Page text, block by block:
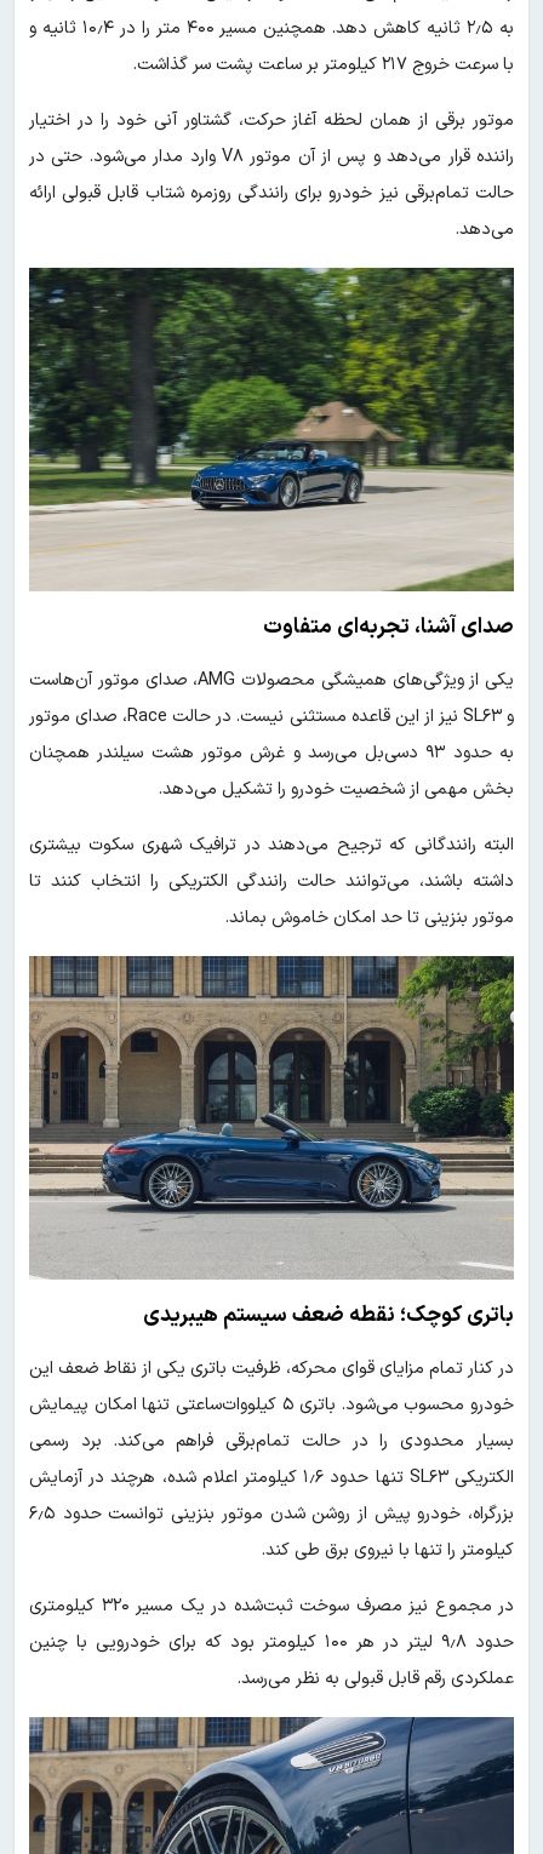
به ۲٫۵ ثانیه کاهش دهد. همچنین مسیر ۴۰۰ متر را در ۱۰٫۴ ثانیه و
با سرعت خروج ۲۱۷ کیلومتر بر ساعت پشت سر گذاشت.
موتور برقی از همان لحظه آغاز حرکت، گشتاور آنی خود را در اختیار
راننده قرار می‌دهد و پس از آن موتور V۸ وارد مدار می‌شود. حتی در
حالت تمام‌برقی نیز خودرو برای رانندگی روزمره شتاب قابل قبولی ارائه
می‌دهد.
صدای آشنا، تجربه‌ای متفاوت
یکی از ویژگی‌های همیشگی محصولات AMG، صدای موتور آن‌هاست
و SL۶۳ نیز از این قاعده مستثنی نیست. در حالت Race، صدای موتور
به حدود ۹۳ دسی‌بل می‌رسد و غرش موتور هشت سیلندر همچنان
بخش مهمی از شخصیت خودرو را تشکیل می‌دهد.
البته رانندگانی که ترجیح می‌دهند در ترافیک شهری سکوت بیشتری
داشته باشند، می‌توانند حالت رانندگی الکتریکی را انتخاب کنند تا
موتور بنزینی تا حد امکان خاموش بماند.
باتری کوچک؛ نقطه ضعف سیستم هیبریدی
در کنار تمام مزایای قوای محرکه، ظرفیت باتری یکی از نقاط ضعف این
خودرو محسوب می‌شود. باتری ۵ کیلووات‌ساعتی تنها امکان پیمایش
بسیار محدودی را در حالت تمام‌برقی فراهم می‌کند. برد رسمی
الکتریکی SL۶۳ تنها حدود ۱٫۶ کیلومتر اعلام شده، هرچند در آزمایش
بزرگراه، خودرو پیش از روشن شدن موتور بنزینی توانست حدود ۶٫۵
کیلومتر را تنها با نیروی برق طی کند.
در مجموع نیز مصرف سوخت ثبت‌شده در یک مسیر ۳۲۰ کیلومتری
حدود ۹٫۸ لیتر در هر ۱۰۰ کیلومتر بود که برای خودرویی با چنین
عملکردی رقم قابل قبولی به نظر می‌رسد.